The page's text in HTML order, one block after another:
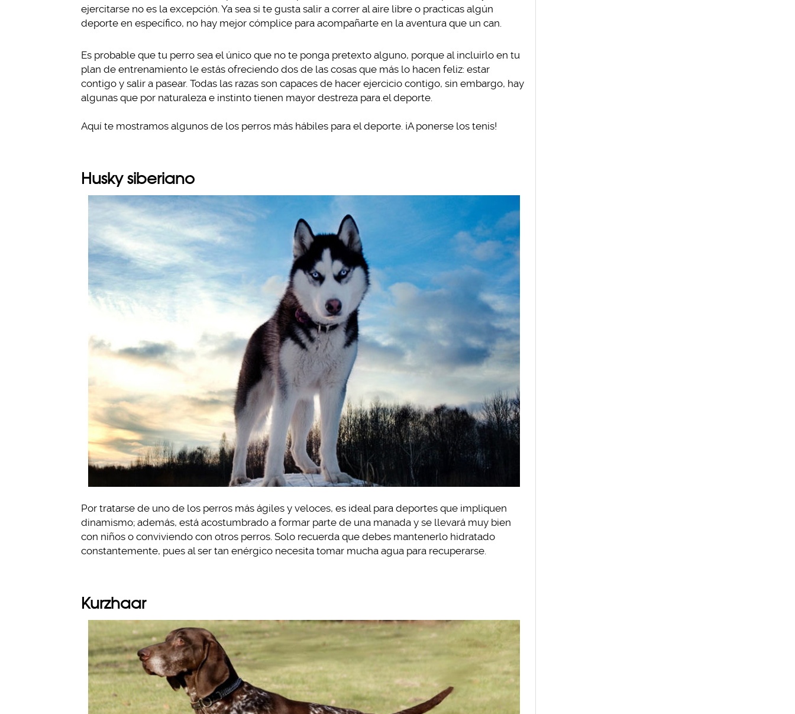
ejercitarse no es la excepción. Ya sea si te gusta salir a correr al aire libre o practicas algún
deporte en específico, no hay mejor cómplice para acompañarte en la aventura que un can.
Es probable que tu perro sea el único que no te ponga pretexto alguno, porque al incluirlo en tu
plan de entrenamiento le estás ofreciendo dos de las cosas que más lo hacen feliz: estar
contigo y salir a pasear. Todas las razas son capaces de hacer ejercicio contigo, sin embargo, hay
algunas que por naturaleza e instinto tienen mayor destreza para el deporte.
Aquí te mostramos algunos de los perros más hábiles para el deporte. ¡A ponerse los tenis!
Husky siberiano
Por tratarse de uno de los perros más ágiles y veloces, es ideal para deportes que impliquen
dinamismo; además, está acostumbrado a formar parte de una manada y se llevará muy bien
con niños o conviviendo con otros perros. Solo recuerda que debes mantenerlo hidratado
constantemente, pues al ser tan enérgico necesita tomar mucha agua para recuperarse.
Kurzhaar